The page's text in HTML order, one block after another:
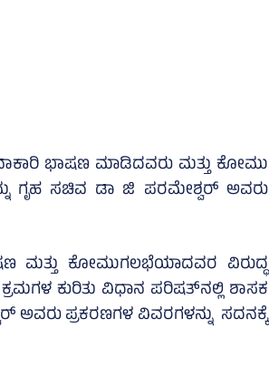
ಭಾಷಣ ಮಾಡಿದವರು ಮತ್ತು ಕೋಮು
ಗೃಹ ಸಚಿವ ಡಾ ಜಿ ಪರಮೇಶ್ವರ್ ಅವರು
ಮತ್ತು ಕೋಮುಗಲಭೆಯಾದವರ ವಿರುದ್ಧ
ಕುರಿತು ವಿಧಾನ ಪರಿಷತ್‌ನಲ್ಲಿ ಶಾಸಕ
ಅವರು ಪ್ರಕರಣಗಳ ವಿವರಗಳನ್ನು ಸದನಕ್ಕೆ